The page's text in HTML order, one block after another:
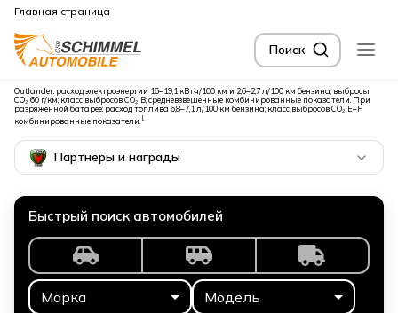
Главная страница
Поиск
Суперпредложение на Mitsubishi Outlander
Outlander: расход электроэнергии 16–19,1 кВт·ч/100 км и 2,6–2,7 л/100 км бензина; выбросы
CO₂ 60 г/км; класс выбросов CO₂ B; средневзвешенные комбинированные показатели. При
разряженной батарее: расход топлива 6,8–7,1 л/100 км бензина; класс выбросов CO₂ E–F;
комбинированные показатели. I.
Партнеры и награды
Быстрый поиск автомобилей
Марка Модель